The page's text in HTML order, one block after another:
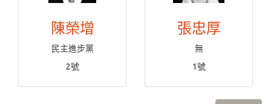
陳榮增
民主進步黨
2號
張忠厚
無
1號